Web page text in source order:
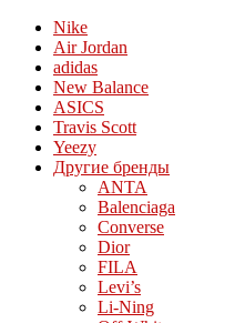
Nike
Air Jordan
adidas
New Balance
ASICS
Travis Scott
Yeezy
Другие бренды
ANTA
Balenciaga
Converse
Dior
FILA
Levi’s
Li-Ning